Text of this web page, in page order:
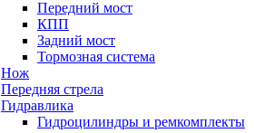
Передний мост
КПП
Задний мост
Тормозная система
Нож
Передняя стрела
Гидравлика
Гидроцилиндры и ремкомплекты